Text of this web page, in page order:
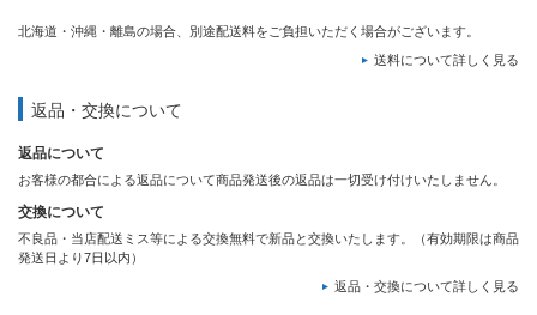
北海道・沖縄・離島の場合、別途配送料をご負担いただく場合がございます。
送料について詳しく見る
返品・交換について
返品について
お客様の都合による返品について商品発送後の返品は一切受け付けいたしません。
交換について
不良品・当店配送ミス等による交換無料で新品と交換いたします。（有効期限は商品
発送日より7日以内）
返品・交換について詳しく見る